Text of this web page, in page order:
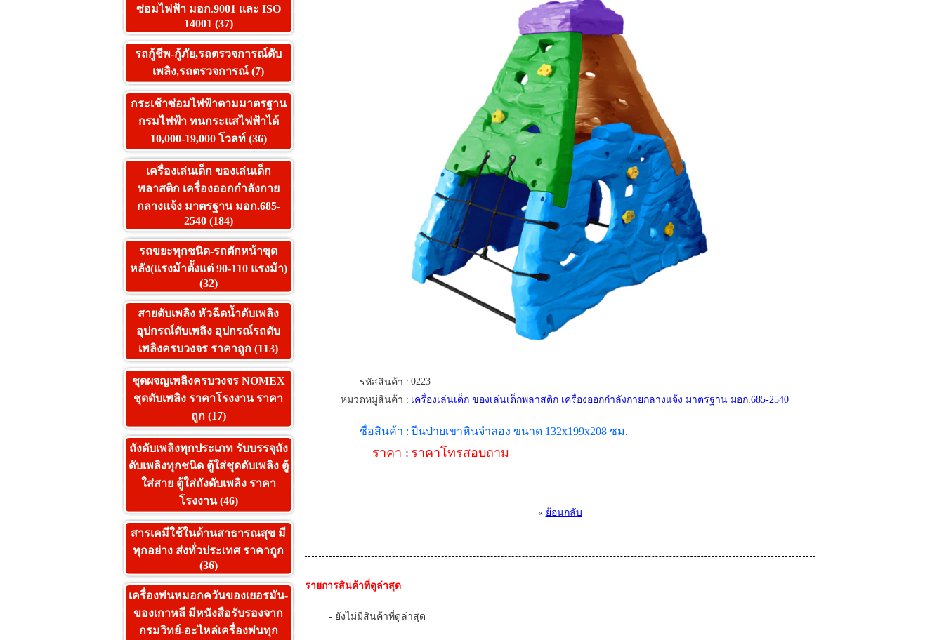
ซ่อมไฟฟ้า มอก.9001 และ ISO
14001 (37)
รถกู้ชีพ-กู้ภัย,รถตรวจการณ์ดับ
เพลิง,รถตรวจการณ์ (7)
กระเช้าซ่อมไฟฟ้าตามมาตรฐาน
กรมไฟฟ้า ทนกระแสไฟฟ้าได้
10,000-19,000 โวลท์ (36)
เครื่องเล่นเด็ก ของเล่นเด็ก
พลาสติก เครื่องออกกำลังกาย
กลางแจ้ง มาตรฐาน มอก.685-
2540 (184)
รถขยะทุกชนิด-รถตักหน้าขุด
หลัง(แรงม้าตั้งแต่ 90-110 แรงม้า)
(32)
สายดับเพลิง หัวฉีดน้ำดับเพลิง
อุปกรณ์ดับเพลิง อุปกรณ์รถดับ
เพลิงครบวงจร ราคาถูก (113)
ชุดผจญเพลิงครบวงจร NOMEX
ชุดดับเพลิง ราคาโรงงาน ราคา
ถูก (17)
ถังดับเพลิงทุกประเภท รับบรรจุถัง
ดับเพลิงทุกชนิด ตู้ใส่ชุดดับเพลิง ตู้
ใส่สาย ตู้ใส่ถังดับเพลิง ราคา
โรงงาน (46)
สารเคมีใช้ในด้านสาธารณสุข มี
ทุกอย่าง ส่งทั่วประเทศ ราคาถูก
(36)
เครื่องพ่นหมอกควันของเยอรมัน-
ของเกาหลี มีหนังสือรับรองจาก
กรมวิทย์-อะไหล่เครื่องพ่นทุก
รหัสสินค้า : 0223
หมวดหมู่สินค้า : เครื่องเล่นเด็ก ของเล่นเด็กพลาสติก เครื่องออกกำลังกายกลางแจ้ง มาตรฐาน มอก.685-2540
ชื่อสินค้า : ปีนป่ายเขาหินจำลอง ขนาด 132x199x208 ชม.
ราคา : ราคาโทรสอบถาม
« ย้อนกลับ
รายการสินค้าที่ดูล่าสุด
- ยังไม่มีสินค้าที่ดูล่าสุด